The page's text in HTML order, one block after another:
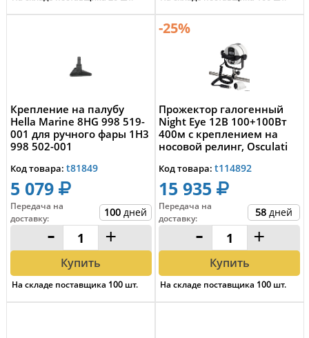
Крепление на палубу
Hella Marine 8HG 998 519-
001 для ручного фары 1H3
998 502-001
Код товара: t81849
5 079
Передача на
доставку: 100 дней
- +
Купить
На складе поставщика 100 шт.
-25%
Прожектор галогенный
Night Eye 12В 100+100Вт
400м с креплением на
носовой релинг, Osculati
Код товара: t114892
15 935
Передача на
доставку: 58 дней
- +
Купить
На складе поставщика 100 шт.